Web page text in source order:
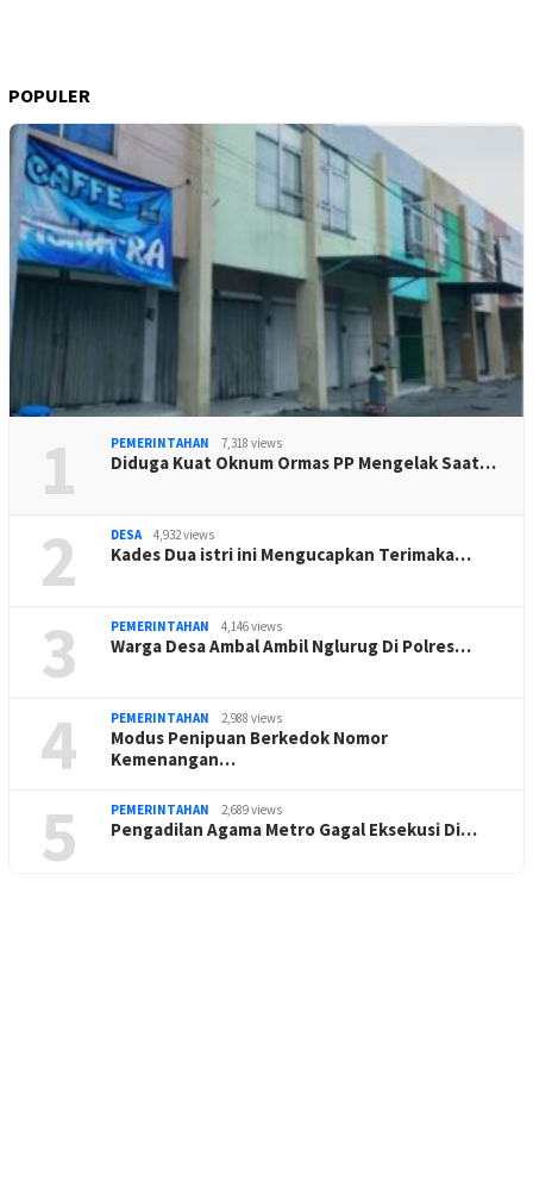
POPULER
1 PEMERINTAHAN 7,318 views
Diduga Kuat Oknum Ormas PP Mengelak Saat…
2 DESA 4,932 views
Kades Dua istri ini Mengucapkan Terimaka…
3 PEMERINTAHAN 4,146 views
Warga Desa Ambal Ambil Nglurug Di Polres…
4 PEMERINTAHAN 2,988 views
Modus Penipuan Berkedok Nomor
Kemenangan…
5 PEMERINTAHAN 2,689 views
Pengadilan Agama Metro Gagal Eksekusi Di…